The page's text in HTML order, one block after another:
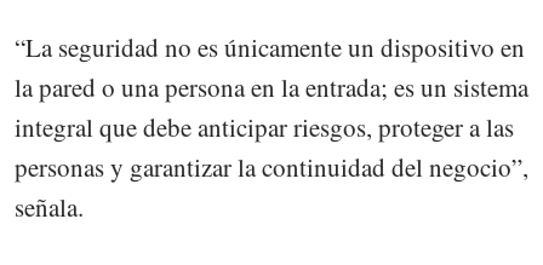
“La seguridad no es únicamente un dispositivo en
la pared o una persona en la entrada; es un sistema
integral que debe anticipar riesgos, proteger a las
personas y garantizar la continuidad del negocio”,
señala.